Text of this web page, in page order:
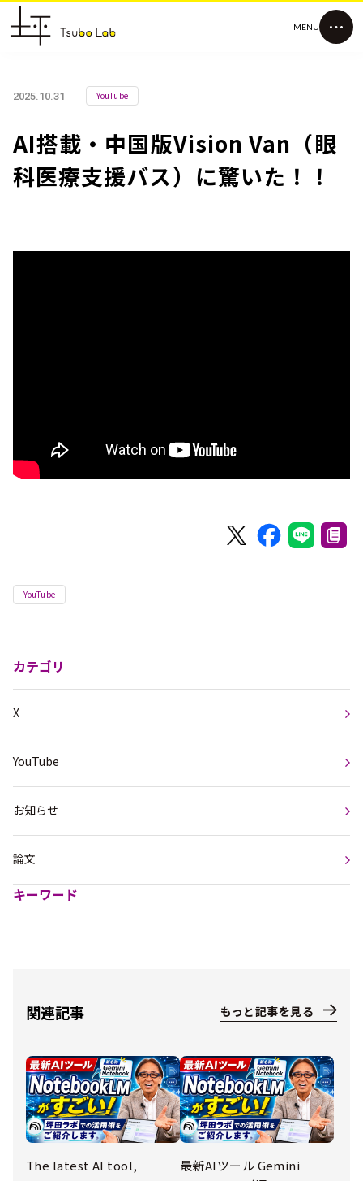
MENU
2025.10.31 YouTube
AI搭載・中国版Vision Van（眼
科医療支援バス）に驚いた！！
YouTube
カテゴリ
X
YouTube
お知らせ
論文
キーワード
関連記事 もっと記事を見る
The latest AI tool,
最新AIツール Gemini